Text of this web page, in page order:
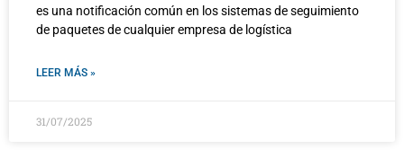
es una notificación común en los sistemas de seguimiento
de paquetes de cualquier empresa de logística
LEER MÁS »
31/07/2025